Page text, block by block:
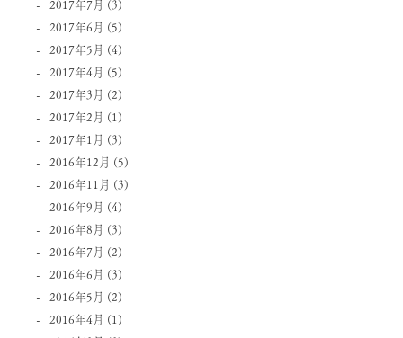
2017年7月 (3)
2017年6月 (5)
2017年5月 (4)
2017年4月 (5)
2017年3月 (2)
2017年2月 (1)
2017年1月 (3)
2016年12月 (5)
2016年11月 (3)
2016年9月 (4)
2016年8月 (3)
2016年7月 (2)
2016年6月 (3)
2016年5月 (2)
2016年4月 (1)